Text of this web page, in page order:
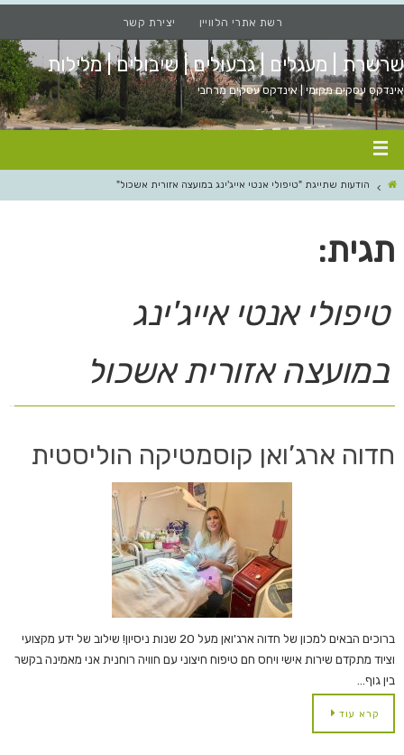
רשת אתרי הלוויין יצירת קשר
שרשרת | מעגלים | גבעולים | שיבולים | מלילות
אינדקס עסקים מקומי | אינדקס עסקים מרחבי
הודעות שתייגת "טיפולי אנטי אייג'ינג במועצה אזורית אשכול"
תגית:
טיפולי אנטי אייג'ינג
במועצה אזורית אשכול
חדוה ארג’ואן קוסמטיקה הוליסטית
ברוכים הבאים למכון של חדוה ארג'ואן מעל 20 שנות ניסיון! שילוב של ידע מקצועי
וציוד מתקדם שירות אישי ויחס חם טיפוח חיצוני עם חוויה רוחנית אני מאמינה בקשר
בין גוף…
קרא עוד